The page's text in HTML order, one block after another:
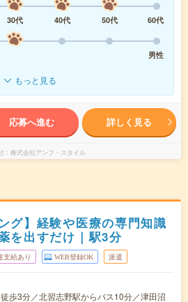
30代 40代 50代
60代
男性
もっと見る
応募へ進む 詳しく見る
株式会社アンフ・スタイル
グ】経験や医療の専門知識
を出すだけ｜駅3分
支給あり WEB登録OK 派遣
歩3分／北習志野駅からバス10分／津田沼